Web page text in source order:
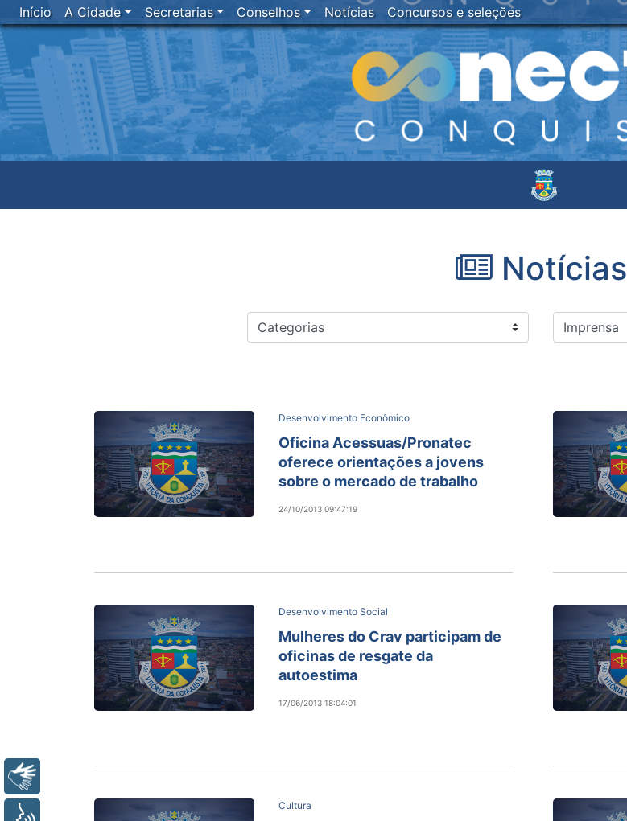
Início A Cidade Secretarias Conselhos Notícias Concursos e seleções
Notícias
Desenvolvimento Econômico
Oficina Acessuas/Pronatec
oferece orientações a jovens
sobre o mercado de trabalho
24/10/2013 09:47:19
Desenvolvimento Social
Mulheres do Crav participam de
oficinas de resgate da
autoestima
17/06/2013 18:04:01
Cultura